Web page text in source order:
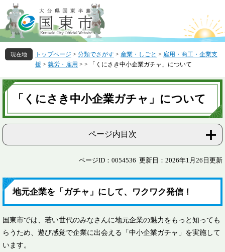
ー
ジ
の
先
頭
す
。
ニ
ュ
ー
を
飛
し
て
トップページ > 分類でさがす > 産業・しごと > 雇用・商工・企業支
援 > 就労・雇用 > > 「くにさき中小企業ガチャ」について
本
文
「くにさき中小企業ガチャ」について
ページ内目次
ページID：0054536 更新日：2026年1月26日更新
地元企業を「ガチャ」にして、ワクワク発信！
国東市では、若い世代のみなさんに地元企業の魅力をもっと知っても
らうため、遊び感覚で企業に出会える「中小企業ガチャ」を実施して
います。